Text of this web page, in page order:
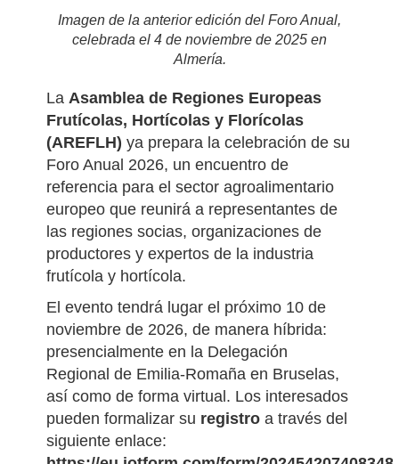
Imagen de la anterior edición del Foro Anual,
celebrada el 4 de noviembre de 2025 en
Almería.
La
Asamblea de Regiones Europeas
Frutícolas, Hortícolas y Florícolas
(AREFLH)
ya prepara la celebración de su
Foro Anual 2026, un encuentro de
referencia para el sector agroalimentario
europeo que reunirá a representantes de
las regiones socias, organizaciones de
productores y expertos de la industria
frutícola y hortícola.
El evento tendrá lugar el próximo 10 de
noviembre de 2026, de manera híbrida:
presencialmente en la Delegación
Regional de Emilia-Romaña en Bruselas,